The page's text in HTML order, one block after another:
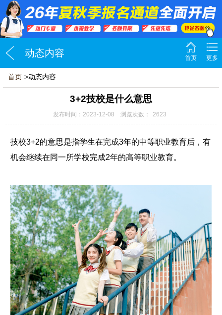
动态内容 首页 更多
首页 >动态内容
3+2技校是什么意思
发布时间：2023-12-08 浏览次数： 2623
技校3+2的意思是指学生在完成3年的中等职业教育后，有
机会继续在同一所学校完成2年的高等职业教育。